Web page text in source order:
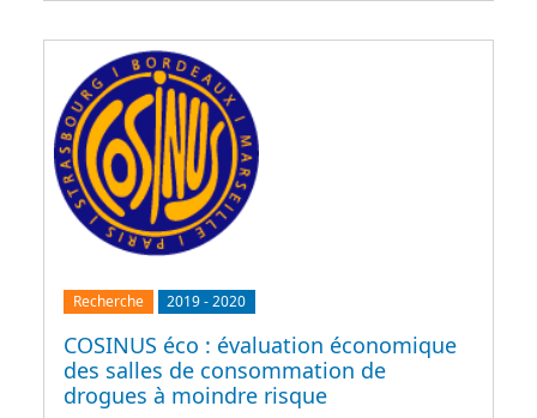
Recherche 2019-2020
COSINUS éco : évaluation économique
des salles de consommation de
drogues à moindre risque